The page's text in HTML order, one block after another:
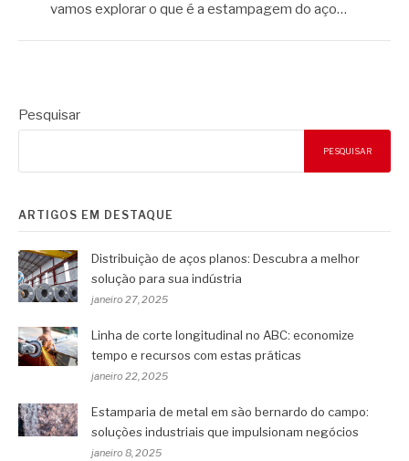
vamos explorar o que é a estampagem do aço…
Pesquisar
PESQUISAR
ARTIGOS EM DESTAQUE
Distribuição de aços planos: Descubra a melhor
solução para sua indústria
janeiro 27, 2025
Linha de corte longitudinal no ABC: economize
tempo e recursos com estas práticas
janeiro 22, 2025
Estamparia de metal em são bernardo do campo:
soluções industriais que impulsionam negócios
janeiro 8, 2025